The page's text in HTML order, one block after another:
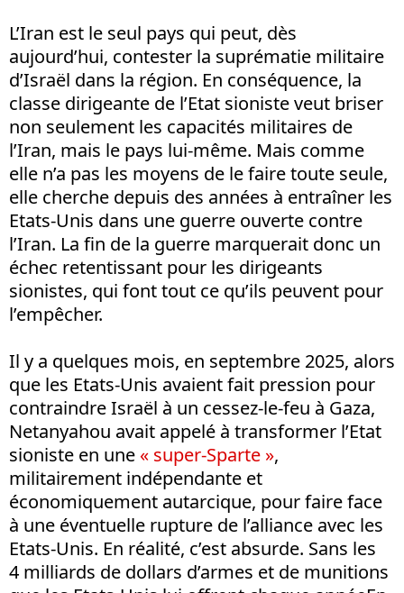
L’Iran est le seul pays qui peut, dès
aujourd’hui, contester la suprématie militaire
d’Israël dans la région. En conséquence, la
classe dirigeante de l’Etat sioniste veut briser
non seulement les capacités militaires de
l’Iran, mais le pays lui-même. Mais comme
elle n’a pas les moyens de le faire toute seule,
elle cherche depuis des années à entraîner les
Etats-Unis dans une guerre ouverte contre
l’Iran. La fin de la guerre marquerait donc un
échec retentissant pour les dirigeants
sionistes, qui font tout ce qu’ils peuvent pour
l’empêcher.
Il y a quelques mois, en septembre 2025, alors
que les Etats-Unis avaient fait pression pour
contraindre Israël à un cessez-le-feu à Gaza,
Netanyahou avait appelé à transformer l’Etat
sioniste en une« super-Sparte »,
militairement indépendante et
économiquement autarcique, pour faire face
à une éventuelle rupture de l’alliance avec les
Etats-Unis. En réalité, c’est absurde. Sans les
4 milliards de dollars d’armes et de munitions